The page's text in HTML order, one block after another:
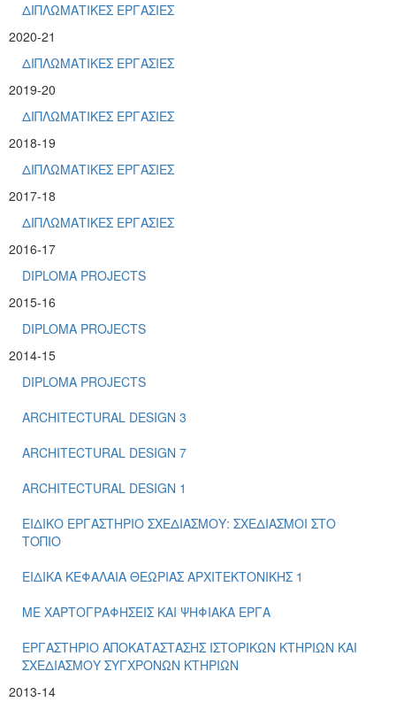
ΔΙΠΛΩΜΑΤΙΚΕΣ ΕΡΓΑΣΙΕΣ
2020-21
ΔΙΠΛΩΜΑΤΙΚΕΣ ΕΡΓΑΣΙΕΣ
2019-20
ΔΙΠΛΩΜΑΤΙΚΕΣ ΕΡΓΑΣΙΕΣ
2018-19
ΔΙΠΛΩΜΑΤΙΚΕΣ ΕΡΓΑΣΙΕΣ
2017-18
ΔΙΠΛΩΜΑΤΙΚΕΣ ΕΡΓΑΣΙΕΣ
2016-17
DIPLOMA PROJECTS
2015-16
DIPLOMA PROJECTS
2014-15
DIPLOMA PROJECTS
ARCHITECTURAL DESIGN 3
ARCHITECTURAL DESIGN 7
ARCHITECTURAL DESIGN 1
ΕΙΔΙΚΟ ΕΡΓΑΣΤΗΡΙΟ ΣΧΕΔΙΑΣΜΟΥ: ΣΧΕΔΙΑΣΜΟΙ ΣΤΟ
ΤΟΠΙΟ
ΕΙΔΙΚΑ ΚΕΦΑΛΑΙΑ ΘΕΩΡΙΑΣ ΑΡΧΙΤΕΚΤΟΝΙΚΗΣ 1
ΜΕ ΧΑΡΤΟΓΡΑΦΗΣΕΙΣ ΚΑΙ ΨΗΦΙΑΚΑ ΕΡΓΑ
ΕΡΓΑΣΤΗΡΙΟ ΑΠΟΚΑΤΑΣΤΑΣΗΣ ΙΣΤΟΡΙΚΩΝ ΚΤΗΡΙΩΝ ΚΑΙ
ΣΧΕΔΙΑΣΜΟΥ ΣΥΓΧΡΟΝΩΝ ΚΤΗΡΙΩΝ
2013-14